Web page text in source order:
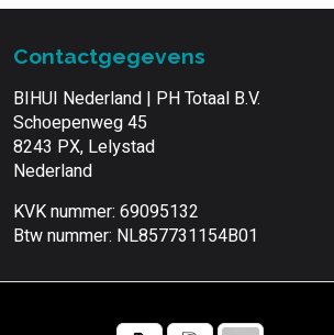
Contactgegevens
BIHUI Nederland | PH Totaal B.V.
Schoepenweg 45
8243 PX, Lelystad
Nederland
KVK nummer: 69095132
Btw nummer: NL857731154B01